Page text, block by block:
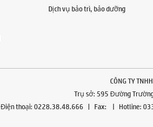
Dịch vụ bảo trì, bảo dưỡng
CÔNG TY
Trụ sở: 595 Đường
Điện thoại: 0228.38.48.666 | Fax: | Hotline: